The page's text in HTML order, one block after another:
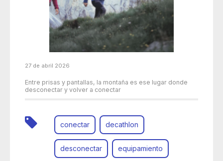
27 de abril 2026
Entre prisas y pantallas, la montaña es ese lugar donde
desconectar y volver a conectar
conectar decathlon
desconectar equipamiento